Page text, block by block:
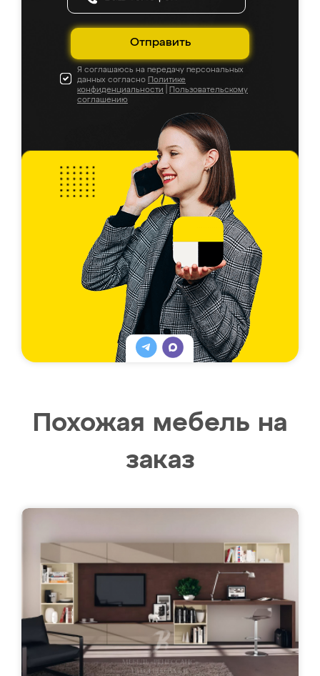
Отправить
Я соглашаюсь на передачу персональных
данных согласно Политике
конфиденциальности
Пользовательскому
соглашению
Похожая мебель на
заказ